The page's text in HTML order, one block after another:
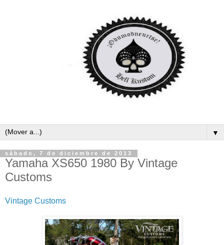
▼
sábado, 7 de diciembre de 2013
Yamaha XS650 1980 By Vintage
Customs
Vintage Customs